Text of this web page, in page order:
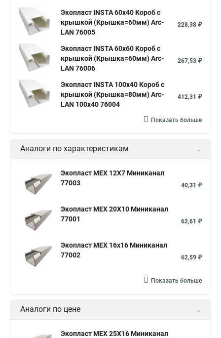
Экопласт INSTA 60х40 Короб с
крышкой (Крышка=60мм) Arc-
LAN 76005
228,38 ₽
Экопласт INSTA 60х60 Короб с
крышкой (Крышка=60мм) Arc-
LAN 76006
267,53 ₽
Экопласт INSTA 100x40 Короб с
крышкой (Крышка=80мм) Arc-
LAN 100x40 76004
412,31 ₽
Показать больше
Аналоги по характеристикам
Экопласт MEX 12Х7 Миниканал
77003
40,31 ₽
Экопласт MEX 20Х10 Миниканал
77001
62,61 ₽
Экопласт MEX 16х16 Миниканал
77002
62,59 ₽
Показать больше
Аналоги по цене
Экопласт MEX 25Х16 Миниканал